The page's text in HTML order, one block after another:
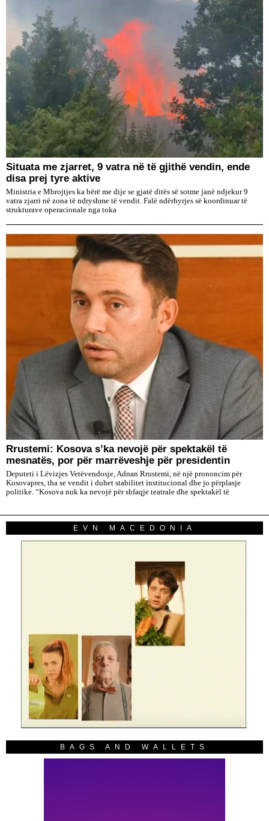
Situata me zjarret, 9 vatra në të gjithë vendin, ende
disa prej tyre aktive
Ministria e Mbrojtjes ka bërë me dije se gjatë ditës së sotme janë ndjekur 9
vatra zjarri në zona të ndryshme të vendit. Falë ndërhyrjes së koordinuar të
strukturave operacionale nga toka
Rrustemi: Kosova s’ka nevojë për spektakël të
mesnatës, por për marrëveshje për presidentin
Deputeti i Lëvizjes Vetëvendosje, Adnan Rrustemi, në një prononcim për
Kosovapres, tha se vendit i duhet stabilitet institucional dhe jo përplasje
politike. “Kosova nuk ka nevojë për shfaqje teatrale dhe spektakël të
EVN MACEDONIA
BAGS AND WALLETS